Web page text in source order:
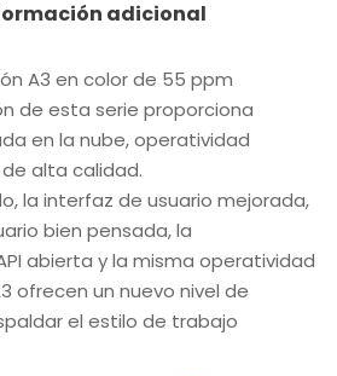
adicional
A3 en color de 55 ppm
de esta serie proporciona
en la nube, operatividad
alta calidad.
la interfaz de usuario mejorada,
bien pensada, la
abierta y la misma operatividad
ofrecen un nuevo nivel de
el estilo de trabajo